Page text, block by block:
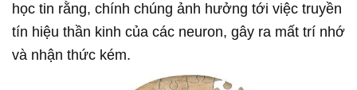
học tin rằng, chính chúng ảnh hưởng tới việc truyền
tín hiệu thần kinh của các neuron, gây ra mất trí nhớ
và nhận thức kém.